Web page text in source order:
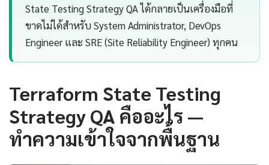
State Testing Strategy QA ได้กลายเป็นเครื่องมือที่
ขาดไม่ได้สำหรับ System Administrator, DevOps
Engineer และ SRE (Site Reliability Engineer) ทุกคน
Terraform State Testing
Strategy QA คืออะไร —
ทำความเข้าใจจากพื้นฐาน